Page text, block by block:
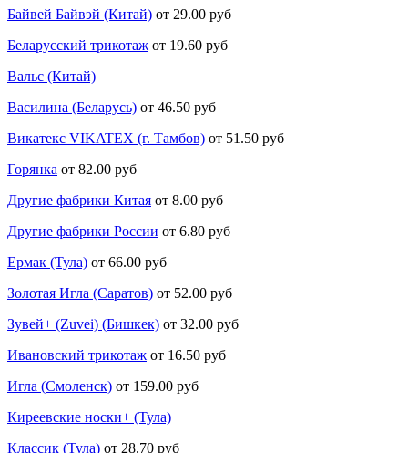
Байвей Байвэй (Китай) от 29.00 руб
Беларусский трикотаж от 19.60 руб
Вальс (Китай)
Василина (Беларусь) от 46.50 руб
Викатекс VIKATEX (г. Тамбов) от 51.50 руб
Горянка от 82.00 руб
Другие фабрики Китая от 8.00 руб
Другие фабрики России от 6.80 руб
Ермак (Тула) от 66.00 руб
Золотая Игла (Саратов) от 52.00 руб
Зувей+ (Zuvei) (Бишкек) от 32.00 руб
Ивановский трикотаж от 16.50 руб
Игла (Смоленск) от 159.00 руб
Киреевские носки+ (Тула)
Классик (Тула) от 28.70 руб